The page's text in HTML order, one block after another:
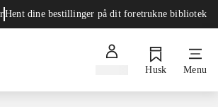
Hent dine bestillinger på dit foretrukne bibliotek
Husk Menu